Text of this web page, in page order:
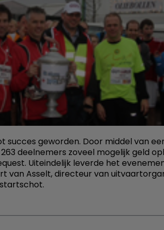
succes geworden. Door middel van
deelnemers zoveel mogelijk geld
Uiteindelijk leverde het
van Asselt, directeur van